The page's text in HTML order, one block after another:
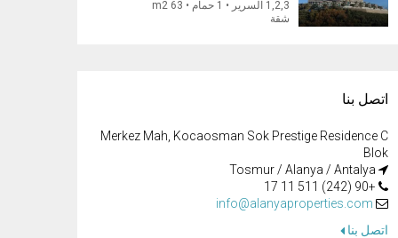
1,2,3 السرير • 1 حمام • 63 m2
شقة
اتصل بنا
Merkez Mah, Kocaosman Sok Prestige Residence C
Blok
+90 (242) 511 11 17
info@alanyaproperties.com
اتصل بنا